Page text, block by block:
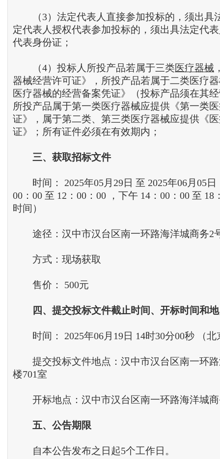
（3）法定代表人直接参加投标的，须出具
定代表人授权代表参加投标的，须出具法定代
代表身份证；
（4）投标人所投产品若属于三类医疗器械
器械经营许可证》，所投产品若属于二类医疗
医疗器械的经营备案凭证》（投标产品须在其
所投产品属于第一类医疗器械应提供《第一类
证》，属于第二类、第三类医疗器械应提供《
证》；所有证件必须在有效期内；
三、 获取招标文件
时间： 2025年05月29日 至 2025年06月05日
00：00 至 12：00：00 ，下午 14：00：00 至 18
时间）
途径：汉中市汉台区南一环路海洋城商务2
方式：现场获取
售价： 500元
四 、 提交投标文件截止时间 、 开标时间和
时间： 2025年06月19日 14时30分00秒 （北
提交投标文件地点：汉中市汉台区南一环路
楼701室
开标地点：汉中市汉台区南一环路海洋城商
五、 公告期限
自本公告发布之日起5个工作日。